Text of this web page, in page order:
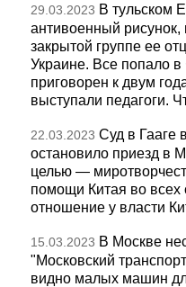
29.03.2023 В тульском
антивоенный
закрытой группе ее
Украине. Все попало
приговорен к двум
выступали педагоги.
22.03.2023 Суд в Гааге
остановило приезд в
целью —
помощи Китая во всех
отношение у власти
15.03.2023 В Москве
"Московский
видно малых машин